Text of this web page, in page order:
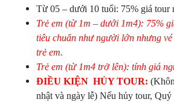
Từ 05 – dưới 10 tuổi: 75% giá tour
Trẻ em (từ 1m – dưới 1m4): 75%
tiêu chuẩn như người lớn nhưng
trẻ em.
Trẻ em (từ 1m4 trở lên): tính giá
ĐIỀU KIỆN HỦY TOUR:
nhật và ngày lễ) Nếu hủy tour, Quý